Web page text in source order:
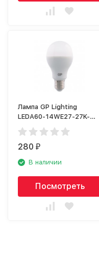
Лампа GP Lighting
LEDA60-14WE27-27K-
2CRB1
280₽
В наличии
Посмотреть